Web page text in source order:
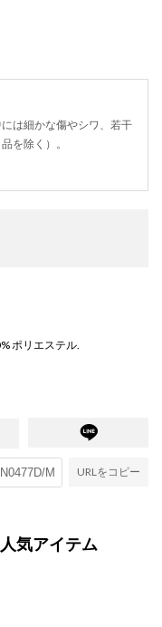
は細かな傷やシワ、若干
を除く）。
ポリエステル.
URLをコピー
気アイテム